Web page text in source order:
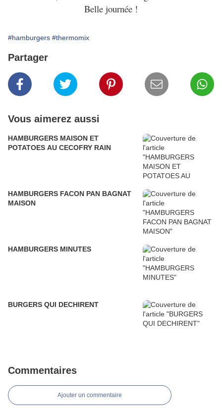
Belle journée !
#hamburgers #thermomix
Partager
Vous aimerez aussi
HAMBURGERS MAISON ET
POTATOES AU CECOFRY RAIN
HAMBURGERS FACON PAN BAGNAT
MAISON
HAMBURGERS MINUTES
BURGERS QUI DECHIRENT
Commentaires
Ajouter un commentaire